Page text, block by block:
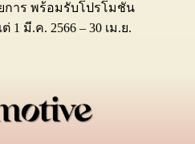
การ พร้อมรับโปรโมชัน
1 มี.ค. 2566 – 30 เม.ย.